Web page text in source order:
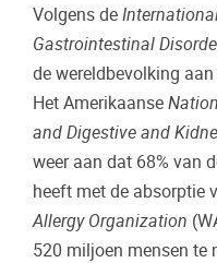
Volgens de
Gastrointestinal
de wereldbevolking
Het Amerikaanse
and Digestive and
weer aan dat 68% van
heeft met de absorptie
Allergy Organization
520 miljoen mensen te